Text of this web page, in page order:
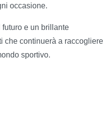
occasione.
e un brillante
che continuerà a raccogliere
sportivo.